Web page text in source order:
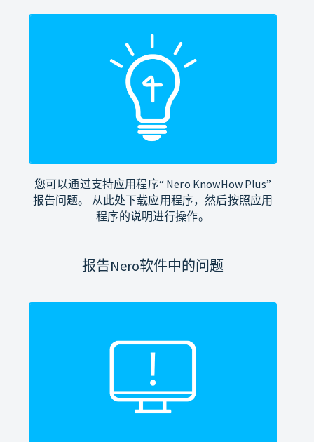
您可以通过支持应用程序“ Nero KnowHow Plus”
报告问题。 从此处下载应用程序，然后按照应用
程序的说明进行操作。
报告Nero软件中的问题